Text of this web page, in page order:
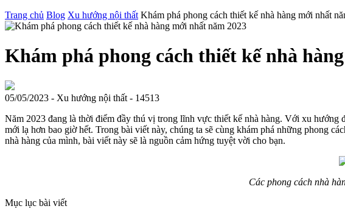
Trang chủ Blog Xu hướng nội thất Khám phá phong cách thiết kế nhà hàng mới nhất
Khám phá phong cách thiết kế nhà
05/05/2023 - Xu hướng nội thất - 14513
Năm 2023 đang là thời điểm đầy thú vị trong lĩnh vực thiết kế nhà hàng. Với xu hướng
mới lạ hơn bao giờ hết. Trong bài viết này, chúng ta sẽ cùng khám phá những phong
nhà hàng của mình, bài viết này sẽ là nguồn cảm hứng tuyệt vời cho bạn.
Các phong cách nhà
Mục lục bài viết